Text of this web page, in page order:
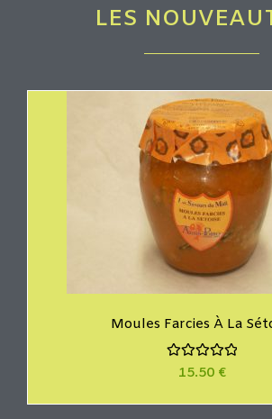
LES
Moules Farcies À La
e
15.50 €